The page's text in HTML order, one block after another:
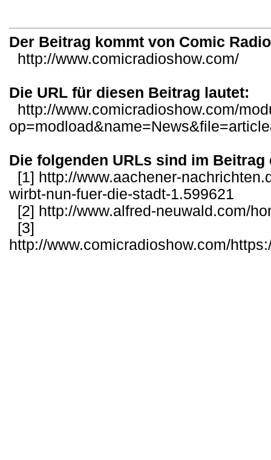
Der Beitrag kommt von Comic
http://www.comicradioshow.com/
Die URL für diesen Beitrag lautet:
http://www.comicradioshow.com/
Die folgenden URLs sind im Beitrag
[1] http://www.aachener-
wirbt-nun-fuer-die-stadt-1.599621
[2] http://www.alfred-neuwald.com/
[3]
http://www.comicradioshow.com/